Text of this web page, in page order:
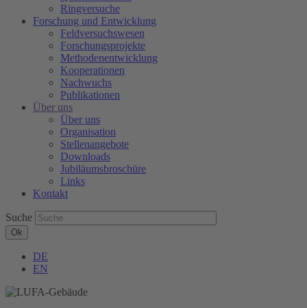
Ringversuche
Forschung und Entwicklung
Feldversuchswesen
Forschungsprojekte
Methodenentwicklung
Kooperationen
Nachwuchs
Publikationen
Über uns
Über uns
Organisation
Stellenangebote
Downloads
Jubiläumsbroschüre
Links
Kontakt
Suche
DE
EN